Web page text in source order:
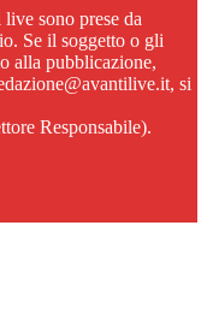
sono prese da
Se il soggetto o gli
alla pubblicazione,
si
Responsabile).